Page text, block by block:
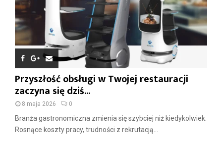
Przyszłość obsługi w Twojej restauracji
zaczyna się dziś...
8 maja 2026 0
Branża gastronomiczna zmienia się szybciej niż kiedykolwiek.
Rosnące koszty pracy, trudności z rekrutacją...